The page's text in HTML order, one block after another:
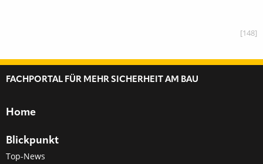
[148]
FACHPORTAL FÜR MEHR SICHERHEIT AM BAU
Home
Blickpunkt
Top-News